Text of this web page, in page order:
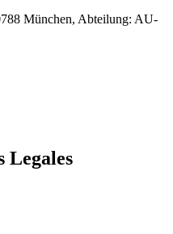
München, Abteilung: AU-
Legales